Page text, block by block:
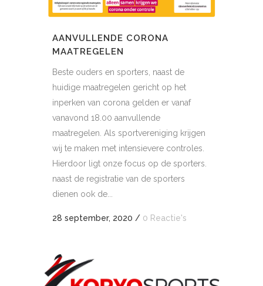
AANVULLENDE CORONA
MAATREGELEN
Beste ouders en sporters, naast de
huidige maatregelen gericht op het
inperken van corona gelden er vanaf
vanavond 18.00 aanvullende
maatregelen. Als sportvereniging krijgen
wij te maken met intensievere controles.
Hierdoor ligt onze focus op de sporters.
naast de registratie van de sporters
dienen ook de...
28 september, 2020 / 0 Reactie's